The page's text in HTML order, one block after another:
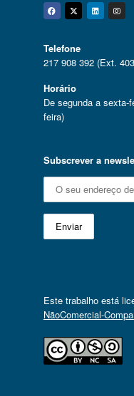
Twitter
Telefone
217 908 392 (Ext.
Horário
De segunda a sexta-
feira)
Subscrever a
Este trabalho está
NãoComercial-